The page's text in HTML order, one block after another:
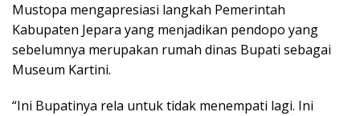
Mustopa mengapresiasi langkah Pemerintah
Kabupaten Jepara yang menjadikan pendopo yang
sebelumnya merupakan rumah dinas Bupati sebagai
Museum Kartini.
“Ini Bupatinya rela untuk tidak menempati lagi. Ini